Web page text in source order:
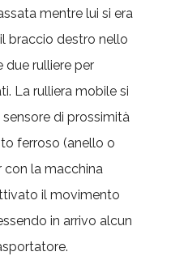
mentre lui si era
braccio destro nello
due rulliere per
La rulliera mobile si
di prossimità
ferroso (anello o
con la macchina
il movimento
in arrivo alcun